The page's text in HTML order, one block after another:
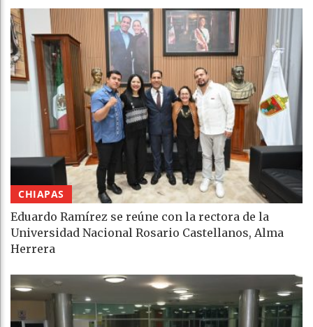
CHIAPAS
Eduardo Ramírez se reúne con la rectora de la
Universidad Nacional Rosario Castellanos, Alma
Herrera